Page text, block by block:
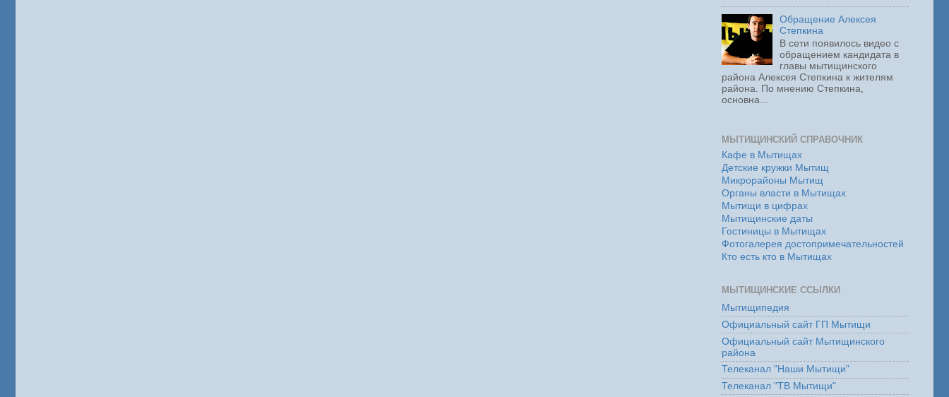
Обращение Алексея
Степкина
В сети появилось видео с
обращением кандидата в
главы мытищинского
района Алексея Степкина к жителям
района. По мнению Степкина,
основна...
МЫТИЩИНСКИЙ СПРАВОЧНИК
Кафе в Мытищах
Детские кружки Мытищ
Микрорайоны Мытищ
Органы власти в Мытищах
Мытищи в цифрах
Мытищинские даты
Гостиницы в Мытищах
Фотогалерея достопримечательностей
Кто есть кто в Мытищах
МЫТИЩИНСКИЕ ССЫЛКИ
Мытищипедия
Официальный сайт ГП Мытищи
Официальный сайт Мытищинского
района
Телеканал "Наши Мытищи"
Телеканал "ТВ Мытищи"